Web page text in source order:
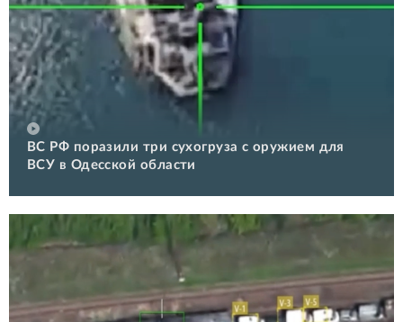
ВС РФ поразили три сухогруза с оружием для
ВСУ в Одесской области